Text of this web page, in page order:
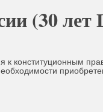
(30
конституционным